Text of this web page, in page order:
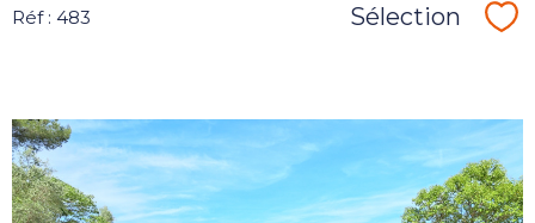
Réf : 483 Sélection